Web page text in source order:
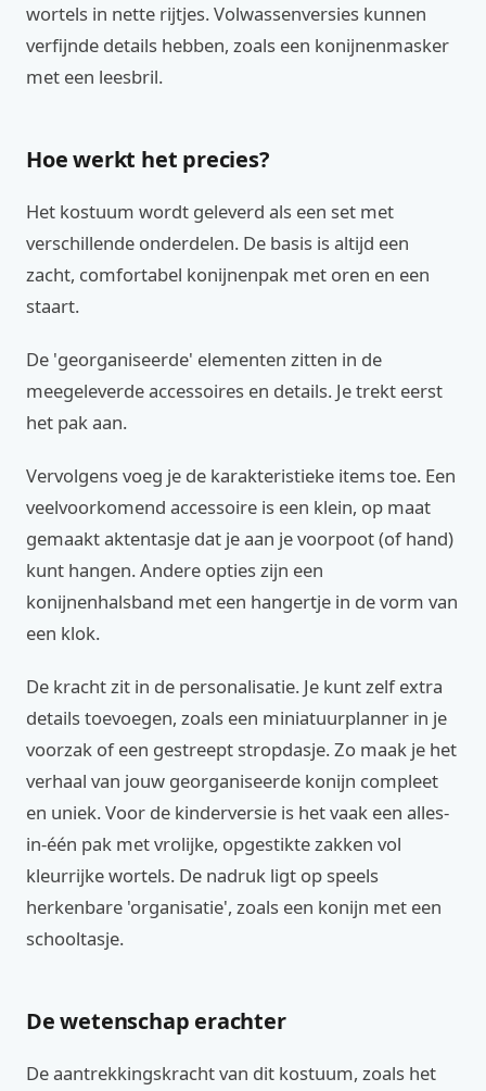
wortels in nette rijtjes. Volwassenversies kunnen
verfijnde details hebben, zoals een konijnenmasker
met een leesbril.
Hoe werkt het precies?
Het kostuum wordt geleverd als een set met
verschillende onderdelen. De basis is altijd een
zacht, comfortabel konijnenpak met oren en een
staart.
De 'georganiseerde' elementen zitten in de
meegeleverde accessoires en details. Je trekt eerst
het pak aan.
Vervolgens voeg je de karakteristieke items toe. Een
veelvoorkomend accessoire is een klein, op maat
gemaakt aktentasje dat je aan je voorpoot (of hand)
kunt hangen. Andere opties zijn een
konijnenhalsband met een hangertje in de vorm van
een klok.
De kracht zit in de personalisatie. Je kunt zelf extra
details toevoegen, zoals een miniatuurplanner in je
voorzak of een gestreept stropdasje. Zo maak je het
verhaal van jouw georganiseerde konijn compleet
en uniek. Voor de kinderversie is het vaak een alles-
in-één pak met vrolijke, opgestikte zakken vol
kleurrijke wortels. De nadruk ligt op speels
herkenbare 'organisatie', zoals een konijn met een
schooltasje.
De wetenschap erachter
De aantrekkingskracht van dit kostuum, zoals het